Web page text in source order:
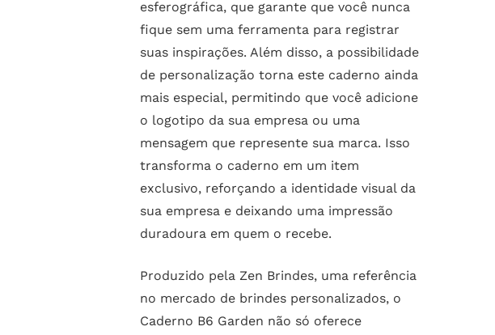
esferográfica, que garante que você nunca
fique sem uma ferramenta para registrar
suas inspirações. Além disso, a possibilidade
de personalização torna este caderno ainda
mais especial, permitindo que você adicione
o logotipo da sua empresa ou uma
mensagem que represente sua marca. Isso
transforma o caderno em um item
exclusivo, reforçando a identidade visual da
sua empresa e deixando uma impressão
duradoura em quem o recebe.
Produzido pela Zen Brindes, uma referência
no mercado de brindes personalizados, o
Caderno B6 Garden não só oferece